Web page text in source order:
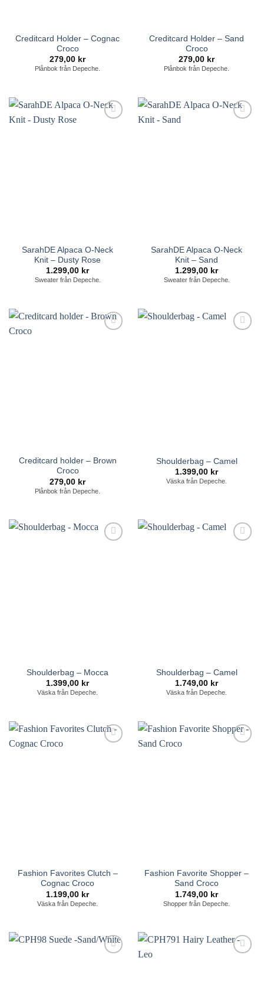
Creditcard Holder – Cognac
Croco
279,00 kr
Plånbok från Depeche.
Creditcard Holder – Sand
Croco
279,00 kr
Plånbok från Depeche.
SarahDE Alpaca O-Neck
Knit – Dusty Rose
1.299,00 kr
Sweater från Depeche.
SarahDE Alpaca O-Neck
Knit – Sand
1.299,00 kr
Sweater från Depeche.
Creditcard holder – Brown
Croco
279,00 kr
Plånbok från Depeche.
Shoulderbag – Camel
1.399,00 kr
Väska från Depeche.
Shoulderbag – Mocca
1.399,00 kr
Väska från Depeche.
Shoulderbag – Camel
1.749,00 kr
Väska från Depeche.
Fashion Favorites Clutch –
Cognac Croco
1.199,00 kr
Väska från Depeche.
Fashion Favorite Shopper –
Sand Croco
1.749,00 kr
Shopper från Depeche.